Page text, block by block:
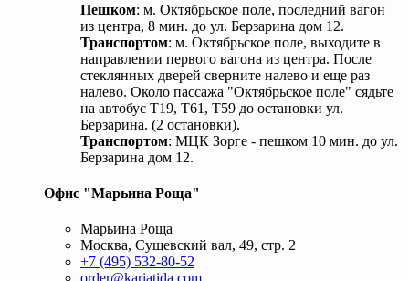
Пешком: м. Октябрьское поле, последний вагон
из центра, 8 мин. до ул. Берзарина дом 12.
Транспортом: м. Октябрьское поле, выходите в
направлении первого вагона из центра. После
стеклянных дверей сверните налево и еще раз
налево. Около пассажа "Октябрьское поле" сядьте
на автобус Т19, Т61, Т59 до остановки ул.
Берзарина. (2 остановки).
Транспортом: МЦК Зорге - пешком 10 мин. до ул.
Берзарина дом 12.
Офис "Марьина Роща"
Марьина Роща
Москва, Сущевский вал, 49, стр. 2
+7 (495) 532-80-52